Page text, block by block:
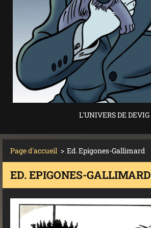
L'UNIVERS DE DEVIG
Page d'accueil > Ed. Epigones-Gallimard
ED. EPIGONES-GALLIMARD